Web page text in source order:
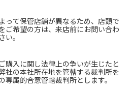
って保管店舗が異なるため、店頭で
ご希望の方は、来店前にお問い合わ
い。
購入に関し法律上の争いが生じたと
社の本社所在地を管轄する裁判所を
専属的合意管轄裁判所とします。